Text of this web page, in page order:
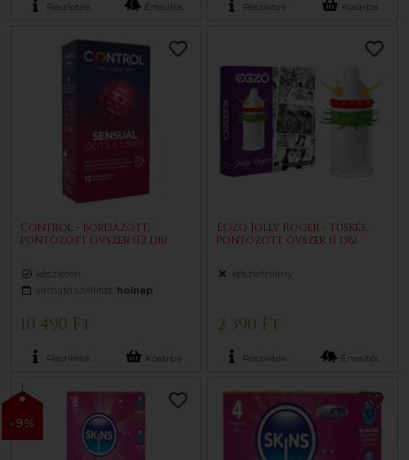
Részletek Értesítés Részletek Kosárba
Control - bordázott,
pontozott óvszer (12 db)
készleten
várható szállítás: holnap
10 490 Ft
Részletek Kosárba
Egzo Jolly Roger - tüskés,
pontozott óvszer (1 db)
készlethiány
2 390 Ft
Részletek Értesítés
-9%